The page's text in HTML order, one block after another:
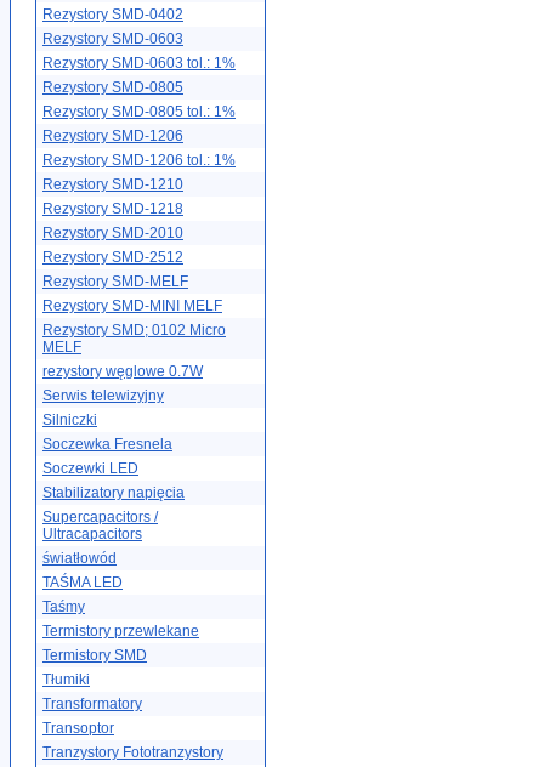
Rezystory SMD-0402
Rezystory SMD-0603
Rezystory SMD-0603 tol.: 1%
Rezystory SMD-0805
Rezystory SMD-0805 tol.: 1%
Rezystory SMD-1206
Rezystory SMD-1206 tol.: 1%
Rezystory SMD-1210
Rezystory SMD-1218
Rezystory SMD-2010
Rezystory SMD-2512
Rezystory SMD-MELF
Rezystory SMD-MINI MELF
Rezystory SMD; 0102 Micro
MELF
rezystory węglowe 0.7W
Serwis telewizyjny
Silniczki
Soczewka Fresnela
Soczewki LED
Stabilizatory napięcia
Supercapacitors /
Ultracapacitors
światłowód
TAŚMA LED
Taśmy
Termistory przewlekane
Termistory SMD
Tłumiki
Transformatory
Transoptor
Tranzystory Fototranzystory